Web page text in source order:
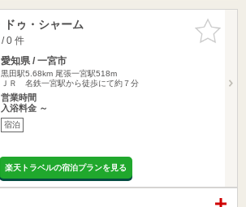
お気に入
りに追加
ゥ・シャーム
0 件
愛知県 / 一宮市
黒田駅5.68km 尾張一宮駅518m
ＪＲ 名鉄一宮駅から徒歩にて約７分
営業時間
入浴料金 ～
宿泊
楽天トラベルの宿泊プランを見る